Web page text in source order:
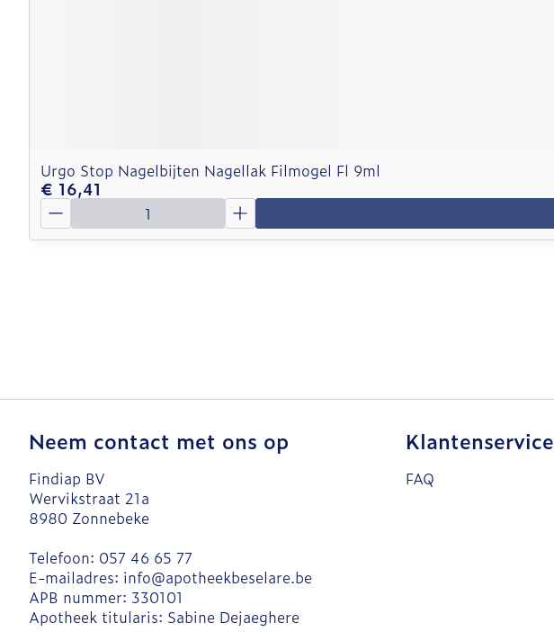
Urgo Stop Nagelbijten Nagellak Filmogel Fl 9ml
€ 16,41
Aantal
Neem contact met ons op
Findiap BV
Wervikstraat 21a
8980 Zonnebeke
Telefoon: 057 46 65 77
E-mailadres: info@apotheekbeselare.be
APB nummer: 330101
Apotheek titularis: Sabine Dejaeghere
Klantenservice
FAQ